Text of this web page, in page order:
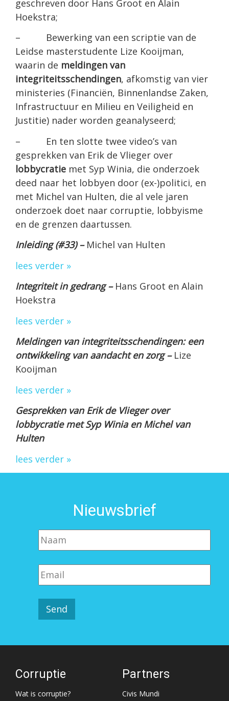
geschreven door Hans Groot en Alain
Hoekstra;
– Bewerking van een scriptie van de
Leidse masterstudente Lize Kooijman,
waarin de meldingen van
integriteitsschendingen, afkomstig van vier
ministeries (Financiën, Binnenlandse Zaken,
Infrastructuur en Milieu en Veiligheid en
Justitie) nader worden geanalyseerd;
– En ten slotte twee video’s van
gesprekken van Erik de Vlieger over
lobbycratie met Syp Winia, die onderzoek
deed naar het lobbyen door (ex-)politici, en
met Michel van Hulten, die al vele jaren
onderzoek doet naar corruptie, lobbyisme
en de grenzen daartussen.
Inleiding (#33) – Michel van Hulten
lees verder »
Integriteit in gedrang – Hans Groot en Alain
Hoekstra
lees verder »
Meldingen van integriteitsschendingen: een
ontwikkeling van aandacht en zorg – Lize
Kooijman
lees verder »
Gesprekken van Erik de Vlieger over
lobbycratie met Syp Winia en Michel van
Hulten
lees verder »
Nieuwsbrief
Corruptie
Wat is corruptie?
Partners
Civis Mundi